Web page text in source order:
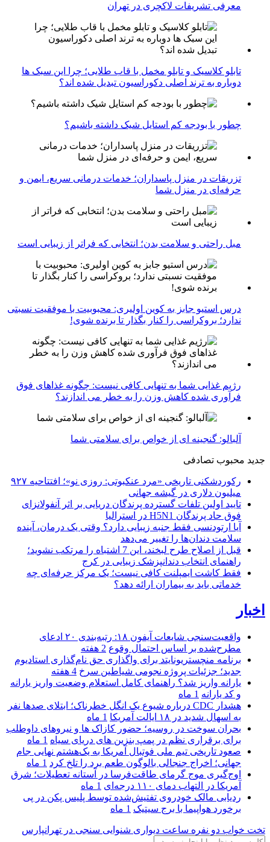
معرفی تشریفات لاکچری در تهران
تابلو کلاسیک و تابلو مخمل با قاب طلایی؛ چرا این سبک ها
دوباره به ترند اصلی دکوراسیون تبدیل شده اند؟
چطور با بودجه کم استایل شیک داشته باشیم؟
تزریقات در منزل پاسداران؛ خدمات درمانی سریع، ایمن و
حرفه‌ای در منزل شما
مبل راحتی و سلامت بدن؛ انتخابی که فراتر از زیبایی است
درس استیو جابز به کوین اولیری: محبوبیت با موفقیت نسبتی
ندارد؛ بروکراسی را کنار بگذار تا برنده شوی!
رژیم غذایی شما به تنهایی کافی نیست: چگونه غذاهای فوق
فرآوری شده کاهش وزن را به خطر می اندازند؟
آلبالو: گنجینه ای از خواص برای سلامتی شما
جدید محبوب تصادفی
رکوردشکنی تاریخی «مرد عنکبوتی: روزی نو»؛ افتتاحیه ۹۲۷
میلیون دلاری در گیشه جهانی
تایید اولین تلفات گسترده پرندگان دریایی بر اثر آنفولانزای
فوق حاد پرندگان H5N1 در استرالیا
آیا ارتودنسی فقط جنبه زیبایی دارد؟ وقتی یک درمان، آینده
سلامت دندان‌ها را تغییر می‌دهد
قبل از اصلاح طرح لبخند، این 7 اشتباه را مرتکب نشوید؛
راهنمای انتخاب دندانپزشک زیبایی در کرج
فقط کاشت ایمپلنت کافی نیست؛ یک مرکز حرفه‌ای چه
خدماتی باید به بیماران ارائه دهد؟
اخبار
واقعیت‌سنجی شایعات آیفون ۱۸: رتبه‌بندی ۲۰ ادعای
مطرح‌شده بر اساس احتمال وقوع 2 هفته
برنامه منچستریونایتد برای واگذاری حق نام‌گذاری استادیوم
جدید؛ جزئیات پروژه نجومی شیاطین سرخ 4 هفته
یارانه واریز شد؟ راهنمای کامل استعلام وضعیت واریز یارانه
و کد یارانه 1 ماه
هشدار CDC درباره شیوع یک انگل خطرناک؛ ابتلای صدها نفر
به اسهال شدید در ۱۸ ایالت آمریکا
1 ماه
بحران سوخت در روسیه؛ حضور کازاک‌ ها و نیروهای داوطلب
برای برقراری نظم در پمپ بنزین‌ های دریای سیاه 1 ماه
صعود تاریخی تیم ملی فوتبال آمریکا به یک‌هشتم نهایی جام
جهانی؛ اخراج جنجالی بالوگون طعم برد را تلخ کرد 1 ماه
اوج‌گیری موج گرمای طاقت‌فرسا در آستانه تعطیلات؛ شرق
آمریکا در التهاب دمای ۱۱۰ درجه‌ای
1 ماه
ردیابی مالک خودروی تفتیش‌شده توسط پلیس پکن در پی
برخورد هواپیما با برج سیتیک 1 ماه
تخت خواب دو نفره ساعت دیواری شنوایی سنجی در تهرانپارس